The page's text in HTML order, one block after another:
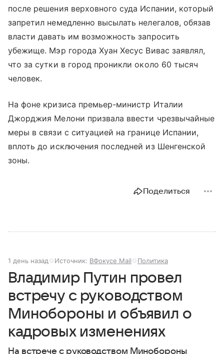
после решения верховного суда Испании, который
запретил немедленно высылать нелегалов, обязав
власти давать им возможность запросить
убежище. Мэр города Хуан Хесус Вивас заявлял,
что за сутки в город проникли около 60 тысяч
человек.
На фоне кризиса премьер-министр Италии
Джорджия Мелони призвала ввести чрезвычайные
меры в связи с ситуацией на границе Испании,
вплоть до исключения последней из Шенгенской
зоны.
Поделиться
1 день назад Источник: ВФокусе Mail Политика
Владимир Путин провел
встречу с руководством
Минобороны и объявил о
кадровых изменениях
На встрече с руководством Минобороны